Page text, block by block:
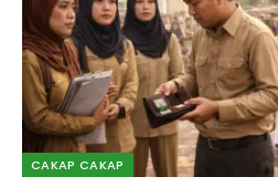
CAKAP CAKAP